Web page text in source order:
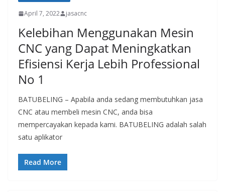
April 7, 2022 jasacnc
Kelebihan Menggunakan Mesin
CNC yang Dapat Meningkatkan
Efisiensi Kerja Lebih Professional
No 1
BATUBELING – Apabila anda sedang membutuhkan jasa
CNC atau membeli mesin CNC, anda bisa
mempercayakan kepada kami. BATUBELING adalah salah
satu aplikator
Read More